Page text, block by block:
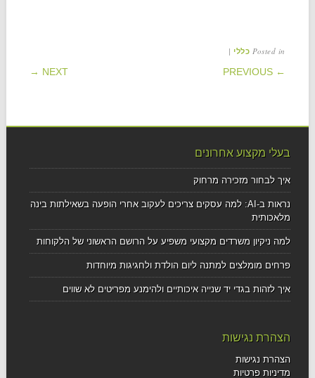
Posted in כללי |
POST NAVIGATION
← PREVIOUS
NEXT →
בעלי מקצוע אחרונים
איך לבחור מזכירה מרחוק
נראות ב-AI: למה עסקים צריכים לעקוב אחרי הופעה בשאילתות בינה
מלאכותית
למה ניקיון משרדים מקצועי משפיע על הרושם הראשוני של הלקוחות
פרחים מומלצים למתנה ליום הולדת ולחגיגות מיוחדות
איך לזהות בגדי יד שנייה איכותיים ולהימנע מפריטים לא שווים
הצהרת נגישות
הצהרת נגישות
מדיניות פרטיות